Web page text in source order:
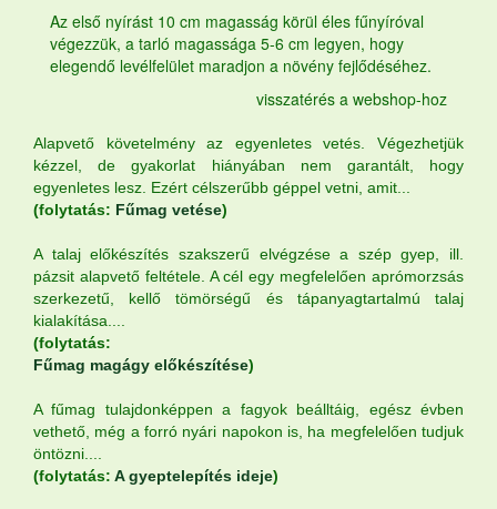
Az első nyírást 10 cm magasság körül éles fűnyíróval
végezzük, a tarló magassága 5-6 cm legyen, hogy
elegendő levélfelület maradjon a növény fejlődéséhez.
visszatérés a webshop-hoz
Alapvető követelmény az egyenletes vetés. Végezhetjük
kézzel, de gyakorlat hiányában nem garantált, hogy
egyenletes lesz. Ezért célszerűbb géppel vetni, amit...
(folytatás: Fűmag vetése)
A talaj előkészítés szakszerű elvégzése a szép gyep, ill.
pázsit alapvető feltétele. A cél egy megfelelően aprómorzsás
szerkezetű, kellő tömörségű és tápanyagtartalmú talaj
kialakítása....
(folytatás:
Fűmag magágy előkészítése)
A fűmag tulajdonképpen a fagyok beálltáig, egész évben
vethető, még a forró nyári napokon is, ha megfelelően tudjuk
öntözni....
(folytatás: A gyeptelepítés ideje)